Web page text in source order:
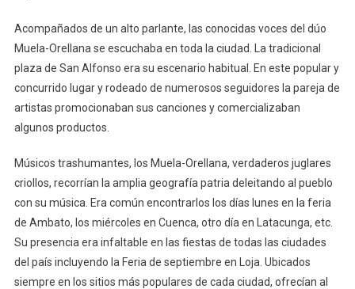
Acompañados de un alto parlante, las conocidas voces del dúo
Muela-Orellana se escuchaba en toda la ciudad. La tradicional
plaza de San Alfonso era su escenario habitual. En este popular y
concurrido lugar y rodeado de numerosos seguidores la pareja de
artistas promocionaban sus canciones y comercializaban
algunos productos.
Músicos trashumantes, los Muela-Orellana, verdaderos juglares
criollos, recorrían la amplia geografía patria deleitando al pueblo
con su música. Era común encontrarlos los días lunes en la feria
de Ambato, los miércoles en Cuenca, otro día en Latacunga, etc.
Su presencia era infaltable en las fiestas de todas las ciudades
del país incluyendo la Feria de septiembre en Loja. Ubicados
siempre en los sitios más populares de cada ciudad, ofrecían al